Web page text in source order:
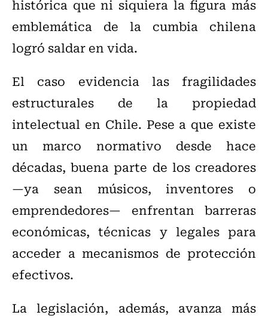
histórica que ni siquiera la figura más
emblemática de la cumbia chilena
logró saldar en vida.
El caso evidencia las fragilidades
estructurales de la propiedad
intelectual en Chile. Pese a que existe
un marco normativo desde hace
décadas, buena parte de los creadores
—ya sean músicos, inventores o
emprendedores— enfrentan barreras
económicas, técnicas y legales para
acceder a mecanismos de protección
efectivos.
La legislación, además, avanza más